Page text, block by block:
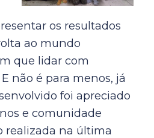
os resultados
ao mundo
que lidar com
não é para menos, já
foi apreciado
e comunidade
realizada na última